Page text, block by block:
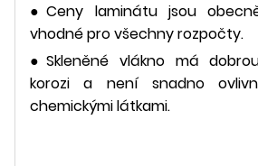
●Ceny laminátu jsou
vhodné pro všechny rozpočty.
●Skleněné vlákno má
korozi a není snadno
chemickými látkami.